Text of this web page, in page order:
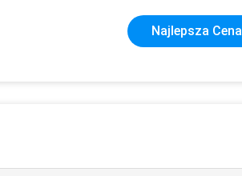
Najlepsza Cena